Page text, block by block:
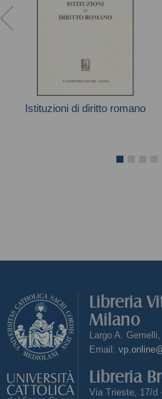
Istituzioni di diritto romano
Libreria
Milano
Largo A.
Email:
Libreria
Via Trieste, 17/d